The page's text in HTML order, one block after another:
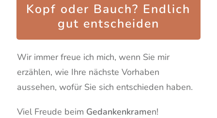
Kopf oder Bauch? Endlich
gut entscheiden
Wir immer freue ich mich, wenn Sie mir
erzählen, wie Ihre nächste Vorhaben
aussehen, wofür Sie sich entschieden haben.
Viel Freude beim Gedankenkramen!